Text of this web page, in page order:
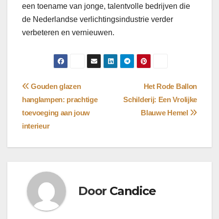
een toename van jonge, talentvolle bedrijven die
de Nederlandse verlichtingsindustrie verder
verbeteren en vernieuwen.
Bericht
navigatie
Het Rode Ballon
Schilderij: Een Vrolijke
Blauwe Hemel
Gouden glazen
hanglampen: prachtige
toevoeging aan jouw
interieur
Door Candice